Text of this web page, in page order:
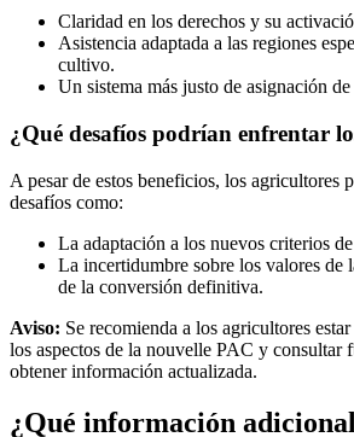
Claridad en los derechos y su
Asistencia adaptada a las regiones
cultivo.
Un sistema más justo de asignación de
¿Qué desafíos podrían enfrentar
A pesar de estos beneficios, los agricultores
desafíos como:
La adaptación a los nuevos criterios
La incertidumbre sobre los valores de
de la conversión definitiva.
Aviso: Se recomienda a los agricultores
los aspectos de la nouvelle PAC y consultar
obtener información actualizada.
¿Qué información